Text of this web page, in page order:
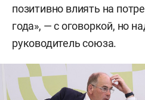
позитивно влиять на
года», — с оговоркой, но
руководитель союза.